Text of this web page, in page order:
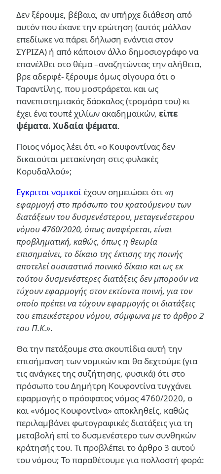
Δεν ξέρουμε, βέβαια, αν υπήρχε διάθεση από
αυτόν που έκανε την ερώτηση (αυτός μάλλον
επεδίωκε να πάρει δήλωση ενάντια στον
ΣΥΡΙΖΑ) ή από κάποιον άλλο δημοσιογράφο να
επανέλθει στο θέμα –αναζητώντας την αλήθεια,
βρε αδερφέ- ξέρουμε όμως σίγουρα ότι ο
Ταραντίλης, που μοστράρεται και ως
πανεπιστημιακός δάσκαλος (τρομάρα του) κι
έχει ένα τουπέ χιλίων ακαδημαϊκών, είπε
ψέματα. Χυδαία ψέματα.
Ποιος νόμος λέει ότι «ο Κουφοντίνας δεν
δικαιούται μετακίνηση στις φυλακές
Κορυδαλλού»;
Εγκριτοι νομικοίέχουν σημειώσει ότι«η
εφαρμογή στο πρόσωπο του κρατούμενου των
διατάξεων του δυσμενέστερου, μεταγενέστερου
νόμου 4760/2020, όπως αναφέρεται, είναι
προβληματική, καθώς, όπως η θεωρία
επισημαίνει, το δίκαιο της έκτισης της ποινής
αποτελεί ουσιαστικό ποινικό δίκαιο και ως εκ
τούτου δυσμενέστερες διατάξεις δεν μπορούν να
τύχουν εφαρμογής στον εκτίοντα ποινή, για τον
οποίο πρέπει να τύχουν εφαρμογής οι διατάξεις
του επιεικέστερου νόμου, σύμφωνα με το άρθρο 2
του Π.Κ.».
Θα την πετάξουμε στα σκουπίδια αυτή την
επισήμανση των νομικών και θα δεχτούμε (για
τις ανάγκες της συζήτησης, φυσικά) ότι στο
πρόσωπο του Δημήτρη Κουφοντίνα τυγχάνει
εφαρμογής ο πρόσφατος νόμος 4760/2020, ο
και «νόμος Κουφοντίνα» αποκληθείς, καθώς
περιλαμβάνει φωτογραφικές διατάξεις για τη
μεταβολή επί το δυσμενέστερο των συνθηκών
κράτησής του. Τι προβλέπει το άρθρο 3 αυτού
του νόμου; Το παραθέτουμε για πολλοστή φορά: